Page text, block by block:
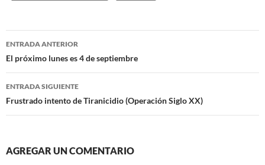
Navegador
de
entradas
ENTRADA ANTERIOR
El próximo lunes es 4 de septiembre
ENTRADA SIGUIENTE
Frustrado intento de Tiranicidio (Operación Siglo XX)
AGREGAR UN COMENTARIO